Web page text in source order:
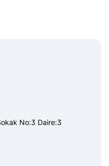
No:3 Daire:3